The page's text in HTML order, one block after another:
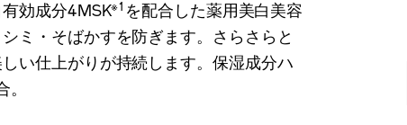
効成分4MSK※1 を配合した薬用美白美容
ミ・そばかすを防ぎます。さらさらと
い仕上がりが持続します。保湿成分ハ
。